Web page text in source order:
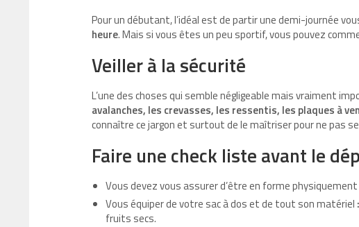
Pour un débutant, l’idéal est de partir une demi-journée
heure. Mais si vous êtes un peu sportif, vous pouvez
Veiller à la sécurité
L’une des choses qui semble négligeable mais vraiment
avalanches, les crevasses, les ressentis, les plaques à
connaître ce jargon et surtout de le maîtriser pour ne pas
Faire une check liste avant le
Vous devez vous assurer d’être en forme
Vous équiper de votre sac à dos et de tout son matériel
fruits secs.